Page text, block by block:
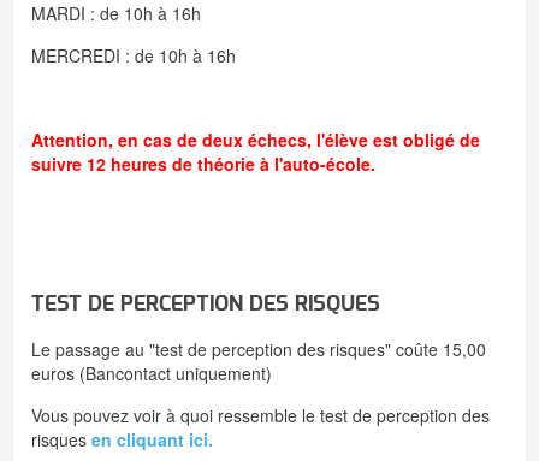
MARDI : de 10h à 16h
MERCREDI : de 10h à 16h
Attention, en cas de deux échecs, l'élève est obligé de
suivre 12 heures de théorie à l'auto-école.
TEST DE PERCEPTION DES RISQUES
Le passage au "test de perception des risques" coûte 15,00
euros (Bancontact uniquement)
Vous pouvez voir à quoi ressemble le test de perception des
risques en cliquant ici.